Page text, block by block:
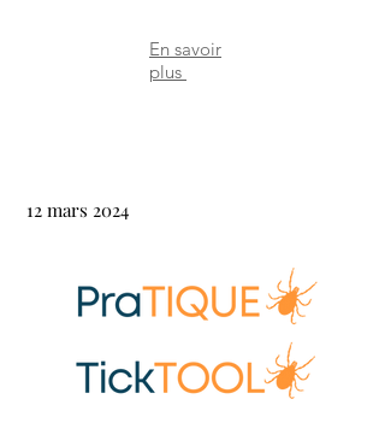
En savoir
plus
12 mars 2024